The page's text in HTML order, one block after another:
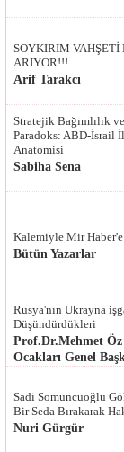
SOYKIRIM VAHŞETİ
ARIYOR!!!
Arif Tarakcı
Stratejik Bağımlılık
Paradoks: ABD-İsrail
Anatomisi
Sabiha Sena
Kalemiyle Mir
Bütün Yazarlar
Rusya'nın Ukrayna
Düşündürdükleri
Prof.Dr.Mehmet
Ocakları Genel
Sadi Somuncuoğlu
Bir Seda Bırakarak
Nuri Gürgür